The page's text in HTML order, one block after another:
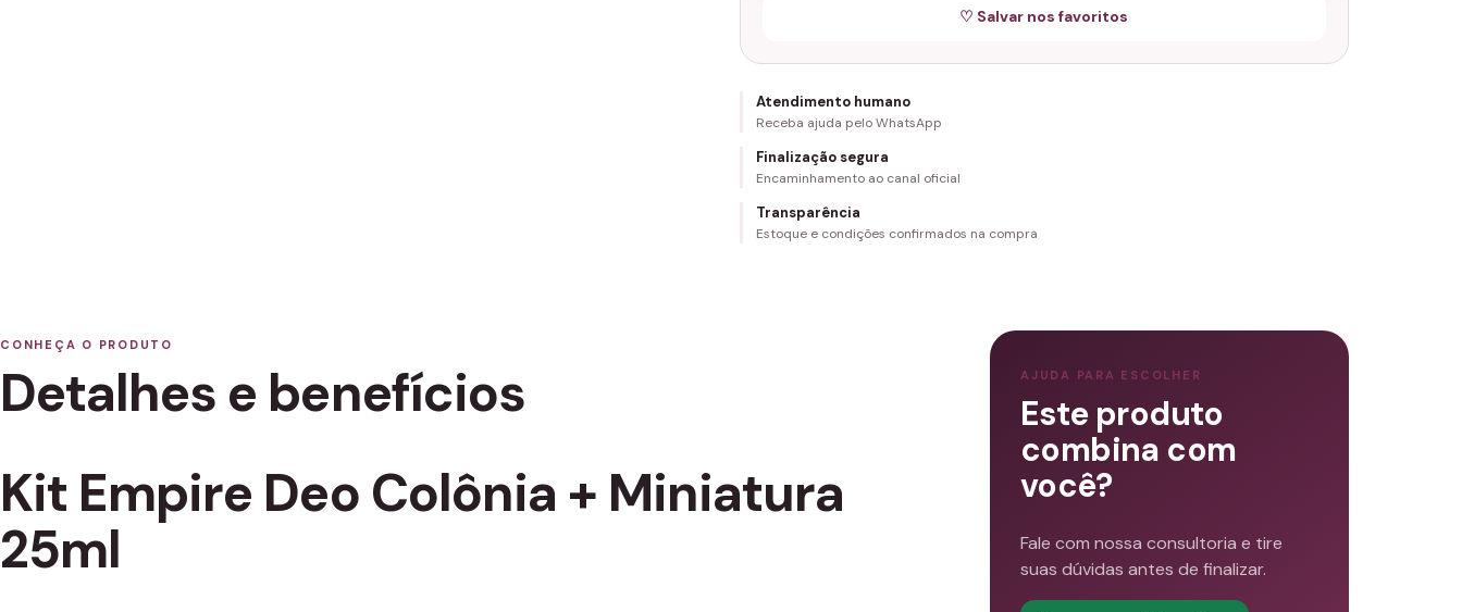
♡ Salvar nos favoritos
Atendimento humano
Receba ajuda pelo WhatsApp
Finalização segura
Encaminhamento ao canal oficial
Transparência
Estoque e condições confirmados na compra
CONHEÇA O PRODUTO
Detalhes e benefícios
Kit Empire Deo Colônia + Miniatura
25ml
AJUDA PARA ESCOLHER
Este produto
combina com
você?
Fale com nossa consultoria e tire
suas dúvidas antes de finalizar.